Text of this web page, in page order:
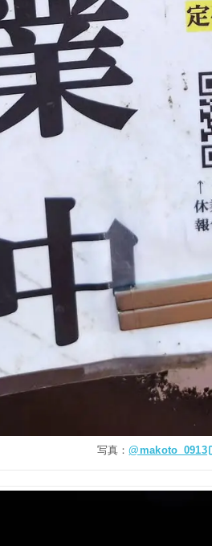
写真：@makoto_0913